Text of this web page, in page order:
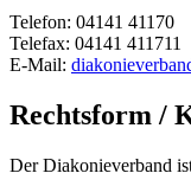
Telefon: 04141 41170
Telefax: 04141 411711
E-Mail:
Rechtsform /
Der Diakonieverband